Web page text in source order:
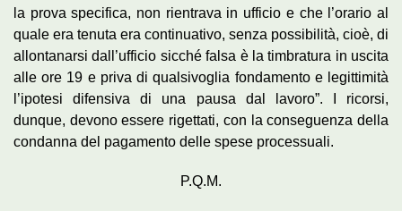
la prova specifica, non rientrava in ufficio e che l’orario al
quale era tenuta era continuativo, senza possibilità, cioè, di
allontanarsi dall’ufficio sicché falsa è la timbratura in uscita
alle ore 19 e priva di qualsivoglia fondamento e legittimità
l’ipotesi difensiva di una pausa dal lavoro”. I ricorsi,
dunque, devono essere rigettati, con la conseguenza della
condanna del pagamento delle spese processuali.
P.Q.M.